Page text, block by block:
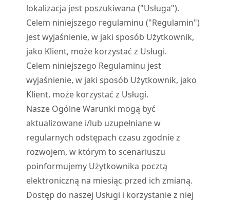
lokalizacja jest poszukiwana ("Usługa").
Celem niniejszego regulaminu ("Regulamin")
jest wyjaśnienie, w jaki sposób Użytkownik,
jako Klient, może korzystać z Usługi.
Celem niniejszego Regulaminu jest
wyjaśnienie, w jaki sposób Użytkownik, jako
Klient, może korzystać z Usługi.
Nasze Ogólne Warunki mogą być
aktualizowane i/lub uzupełniane w
regularnych odstępach czasu zgodnie z
rozwojem, w którym to scenariuszu
poinformujemy Użytkownika pocztą
elektroniczną na miesiąc przed ich zmianą.
Dostęp do naszej Usługi i korzystanie z niej